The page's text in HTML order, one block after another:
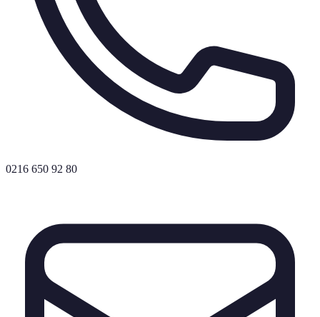
0216 650 92 80